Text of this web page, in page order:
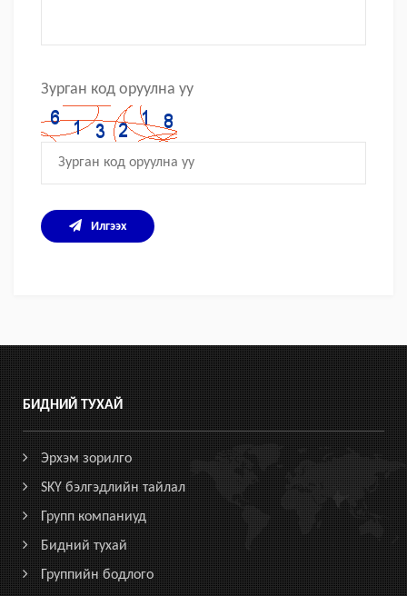
Зурган код оруулна уу
Илгээх
БИДНИЙ ТУХАЙ
Эрхэм зорилго
SKY бэлгэдлийн тайлал
Групп компаниуд
Бидний тухай
Группийн бодлого